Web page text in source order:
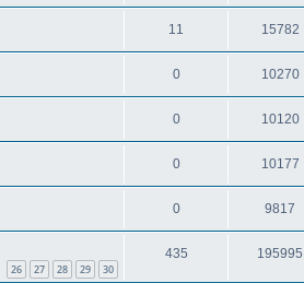
11 15782
0 10270
0 10120
0 10177
0 9817
26 27 28 29 30
435 195995